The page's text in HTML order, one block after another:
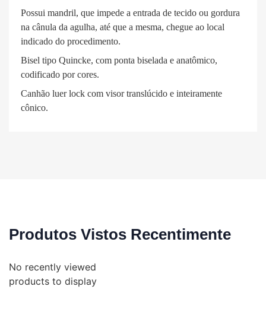
Possui mandril, que impede a entrada de tecido ou gordura
na cânula da agulha, até que a mesma, chegue ao local
indicado do procedimento.
Bisel tipo Quincke, com ponta biselada e anatômico,
codificado por cores.
Canhão luer lock com visor translúcido e inteiramente
cônico.
Produtos Vistos Recentimente
No recently viewed
products to display